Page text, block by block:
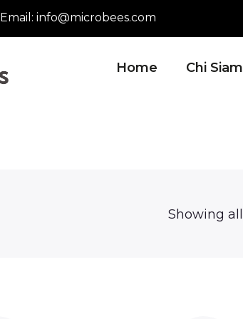
Email: info@microbees.com
Home Chi
Showing